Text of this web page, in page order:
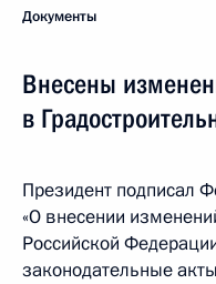
Документы
Внесены
в
Президент подписал
«О внесении
Российской
законодательные